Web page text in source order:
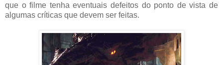
que o filme tenha eventuais defeitos do ponto de vista de
algumas críticas que devem ser feitas.